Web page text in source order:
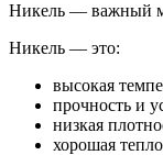
Никель — важный
Никель — это:
высокая
прочность и
низкая
хорошая